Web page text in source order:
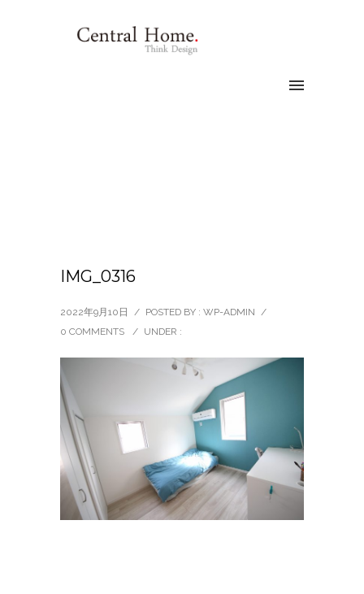
IMG_0316
2022年9月10日 / POSTED BY : WP-ADMIN /
0 COMMENTS
/ UNDER :